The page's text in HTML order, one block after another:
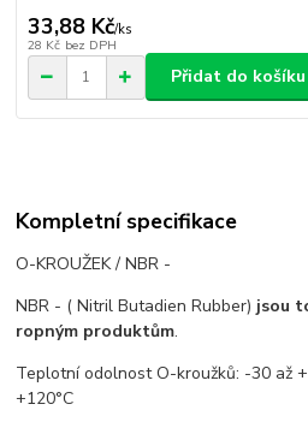
33,88 Kč/ks
28 Kč bez DPH
Přidat do košíku
Kompletní specifikace
O-KROUŽEK / NBR -
NBR - ( Nitril Butadien Rubber) jsou
ropným produktům.
Teplotní odolnost O-kroužků: -30 až
+120°C